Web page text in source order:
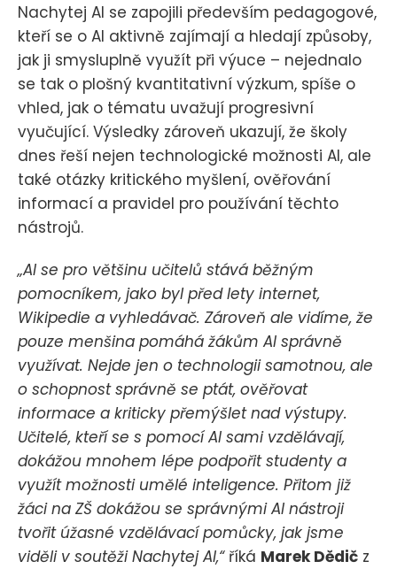
Nachytej AI se zapojili především pedagogové,
kteří se o AI aktivně zajímají a hledají způsoby,
jak ji smysluplně využít při výuce – nejednalo
se tak o plošný kvantitativní výzkum, spíše o
vhled, jak o tématu uvažují progresivní
vyučující. Výsledky zároveň ukazují, že školy
dnes řeší nejen technologické možnosti AI, ale
také otázky kritického myšlení, ověřování
informací a pravidel pro používání těchto
nástrojů.
„AI se pro většinu učitelů stává běžným
pomocníkem, jako byl před lety internet,
Wikipedie a vyhledávač. Zároveň ale vidíme, že
pouze menšina pomáhá žákům AI správně
využívat. Nejde jen o technologii samotnou, ale
o schopnost správně se ptát, ověřovat
informace a kriticky přemýšlet nad výstupy.
Učitelé, kteří se s pomocí AI sami vzdělávají,
dokážou mnohem lépe podpořit studenty a
využít možnosti umělé inteligence. Přitom již
žáci na ZŠ dokážou se správnými AI nástroji
tvořit úžasné vzdělávací pomůcky, jak jsme
viděli v soutěži Nachytej AI,“říká Marek Dědič z